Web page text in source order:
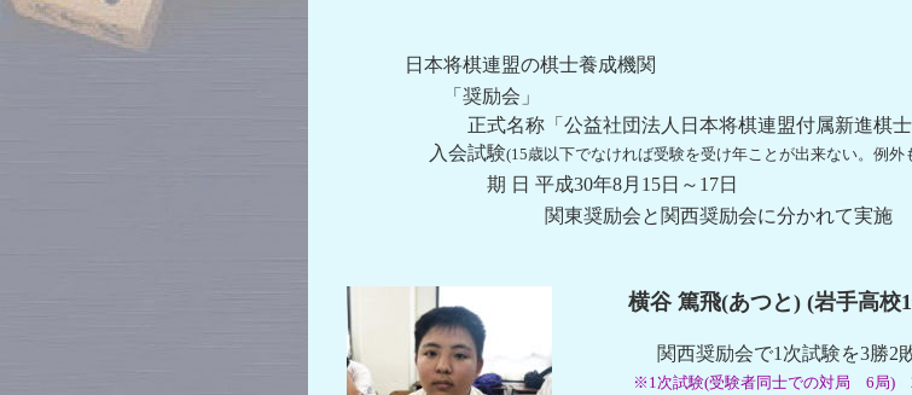
日本将棋連盟の棋士養成機関
「奨励会」
正式名称「公益社団法人日本将棋連盟付属新進棋士奨
入会試験(15歳以下でなければ受験を受け年ことが出来ない。例外
期 日 平成30年8月15日～17日
関東奨励会と関西奨励会に分かれて実施
横谷 篤飛(あつと) (岩手高
関西奨励会で1次試験を3勝2
※1次試験(受験者同士での対局 6局)